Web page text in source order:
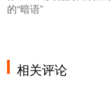
的“暗语”
相关评论